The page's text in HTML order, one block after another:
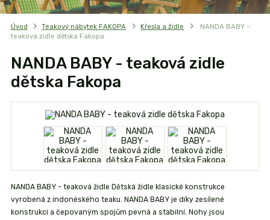
Úvod Teakový nábytek FAKOPA Křesla a židle
NANDA BABY -
teaková zidle dětska Fakopa
NANDA BABY - teaková zidle
dětska Fakopa
NANDA BABY - teaková židle Dětská židle klasické konstrukce
vyrobená z indonéského teaku. NANDA BABY je díky zesílené
konstrukci a čepovaným spojům pevná a stabilní. Nohy jsou